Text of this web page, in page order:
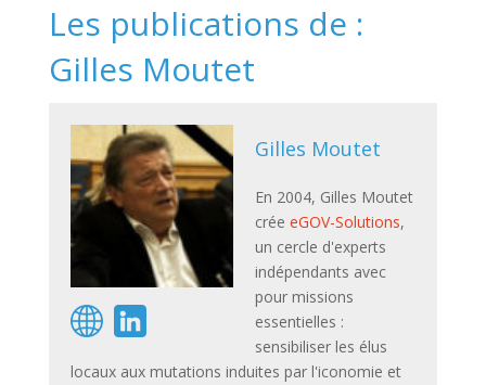
Les publications de :
Gilles Moutet
Gilles Moutet
En 2004, Gilles Moutet
crée eGOV-Solutions,
un cercle d'experts
indépendants avec
pour missions
essentielles :
sensibiliser les élus
locaux aux mutations induites par l'iconomie et